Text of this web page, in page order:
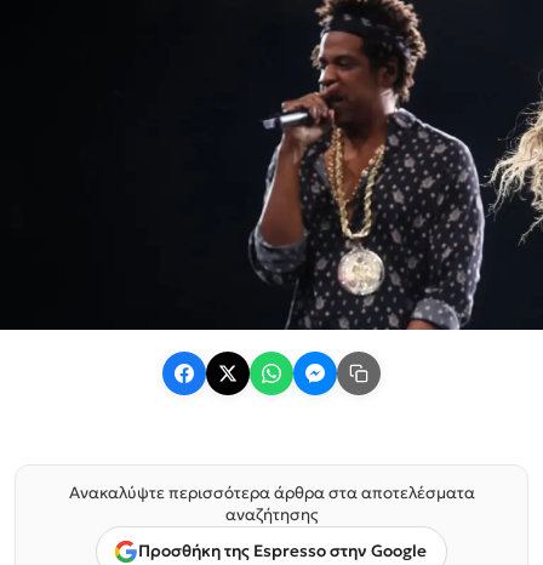
Ανακαλύψτε περισσότερα άρθρα στα αποτελέσματα
αναζήτησης
Προσθήκη της Espresso στην Google